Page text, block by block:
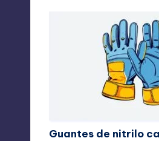
Guantes de nitrilo